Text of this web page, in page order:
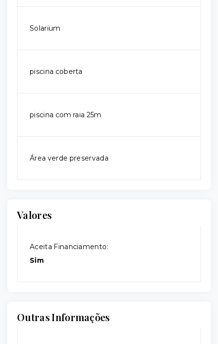
Solarium
piscina coberta
piscina com raia 25m
Área verde preservada
Valores
Aceita Financiamento:
Sim
Outras Informações